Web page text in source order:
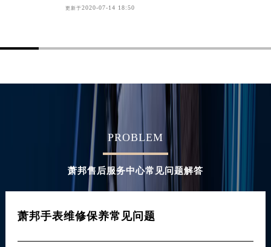
更新于2020-07-14 18:50
PROBLEM
萧邦售后服务中心常见问题解答
萧邦手表维修保养常见问题